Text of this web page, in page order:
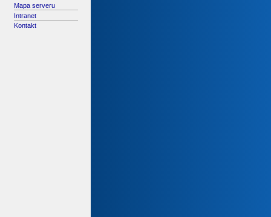
Mapa serveru
Intranet
Kontakt